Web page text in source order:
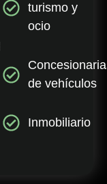
turismo y
ocio
de vehículos
Inmobiliario